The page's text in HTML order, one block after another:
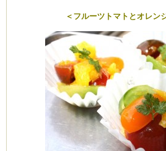
＜フルーツトマトとオレン